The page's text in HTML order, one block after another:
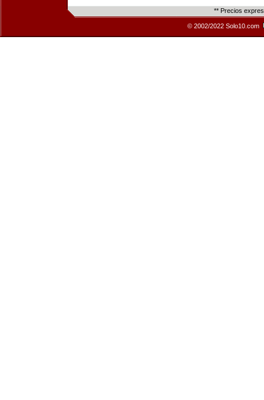
** Precios
© 2002/2022 Solo10.com